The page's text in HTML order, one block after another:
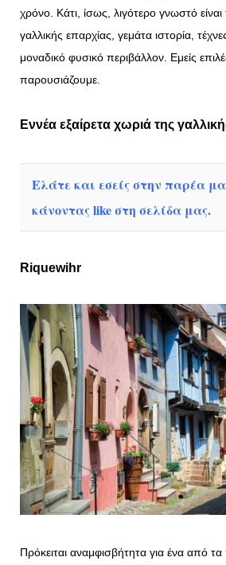
χρόνο. Κάτι, ίσως, λιγότερο γνωστό είναι
γαλλικής επαρχίας, γεμάτα ιστορία,
μοναδικό φυσικό περιβάλλον. Εμείς
παρουσιάζουμε.
Εννέα εξαίρετα χωριά της
Ελάτε και εσείς στην παρέα
κάνοντας like στη σελίδα μας.
Riquewihr
Πρόκειται αναμφισβήτητα για ένα από